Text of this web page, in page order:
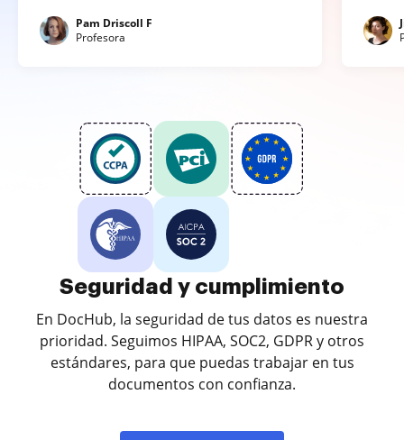
Pam Driscoll F
Profesora
Seguridad y cumplimiento
En DocHub, la seguridad de tus datos es nuestra
prioridad. Seguimos HIPAA, SOC2, GDPR y otros
estándares, para que puedas trabajar en tus
documentos con confianza.